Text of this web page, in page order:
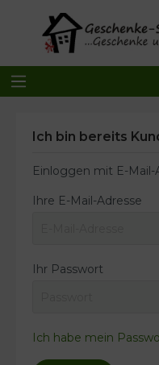
Ich bin bereits
Einloggen mit E-Mail-
Ihre E-Mail-Adresse
Ihr Passwort
Ich habe mein